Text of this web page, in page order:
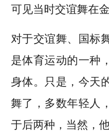
可见当时交谊舞在
对于交谊舞、国标
是体育运动的一种
身体。只是，今天
舞了，多数年轻人
于后两种，当然，